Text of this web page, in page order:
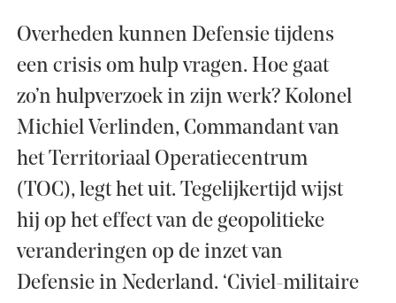
Overheden kunnen Defensie tijdens
een crisis om hulp vragen. Hoe gaat
zo’n hulpverzoek in zijn werk? Kolonel
Michiel Verlinden, Commandant van
het Territoriaal Operatiecentrum
(TOC), legt het uit. Tegelijkertijd wijst
hij op het effect van de geopolitieke
veranderingen op de inzet van
Defensie in Nederland. ‘Civiel-militaire